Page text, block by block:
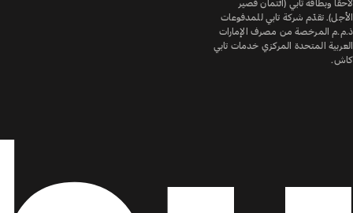
لاحقًا وبطاقة تابي (ائتمان قصير
الأجل). تقدّم شركة تابي للمدفوعات
ذ.م.م المرخصة من مصرف الإمارات
العربية المتحدة المركزي خدمات تابي
كاش.